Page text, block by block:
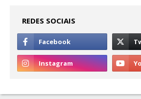
REDES SOCIAIS